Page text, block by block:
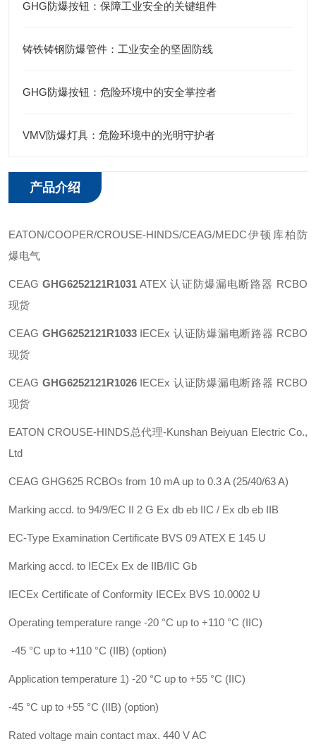
GHG防爆按钮：保障工业安全的关键组件
铸铁铸钢防爆管件：工业安全的坚固防线
GHG防爆按钮：危险环境中的安全掌控者
VMV防爆灯具：危险环境中的光明守护者
产品介绍
EATON/COOPER/CROUSE-HINDS/CEAG/MEDC伊顿库柏防
爆电气
CEAGGHG6252121R1031 ATEX 认证防爆漏电断路器 RCBO
现货
CEAG GHG6252121R1033IECEx 认证防爆漏电断路器 RCBO
现货
CEAG GHG6252121R1026IECEx 认证防爆漏电断路器 RCBO
现货
EATON CROUSE-HINDS总代理-Kunshan Beiyuan Electric Co.,
Ltd
CEAG GHG625 RCBOs from 10 mA up to 0.3 A (25/40/63 A)
Marking accd. to 94/9/EC II 2 G Ex db eb IIC / Ex db eb IIB
EC-Type Examination Certificate BVS 09 ATEX E 145 U
Marking accd. to IECEx Ex de IIB/IIC Gb
IECEx Certificate of Conformity IECEx BVS 10.0002 U
Operating temperature range -20 °C up to +110 °C (IIC)
-45 °C up to +110 °C (IIB) (option)
Application temperature 1) -20 °C up to +55 °C (IIC)
-45 °C up to +55 °C (IIB) (option)
Rated voltage main contact max. 440 V AC